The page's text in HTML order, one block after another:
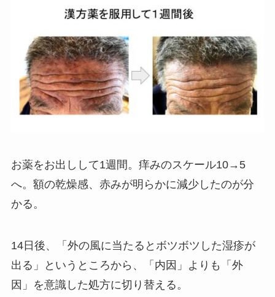
お薬をお出しして1週間。痒みのスケール10→5
へ。額の乾燥感、赤みが明らかに減少したのが分
かる。
14日後、「外の風に当たるとボツボツした湿疹が
出る」というところから、「内因」よりも「外
因」を意識した処方に切り替える。